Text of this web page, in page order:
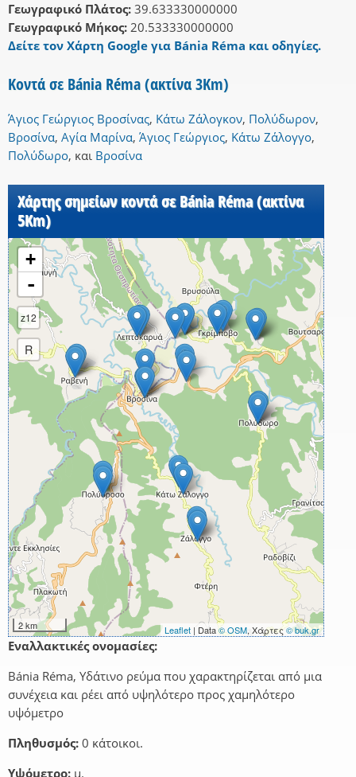
Γεωγραφικό Πλάτος: 39.633330000000
Γεωγραφικό Μήκος: 20.533330000000
Δείτε τον Χάρτη Google για Bánia Réma και οδηγίες.
Κοντά σε Bánia Réma (ακτίνα 3Km)
Άγιος Γεώργιος Βροσίνας, Κάτω Ζάλογκον, Πολύδωρον,
Βροσίνα, Αγία Μαρίνα, Άγιος Γεώργιος, Κάτω Ζάλογγο,
Πολύδωρο, και Βροσίνα
Χάρτης σημείων κοντά σε Bánia Réma (ακτίνα
5Km)
+
-
z12
R
2 km Leaflet | Data© OSM, Χάρτες© buk.gr
Εναλλακτικές ονομασίες:
Bánia Réma, Υδάτινο ρεύμα που χαρακτηρίζεται από μια
συνέχεια και ρέει από υψηλότερο προς χαμηλότερο
υψόμετρο
Πληθυσμός: 0 κάτοικοι.
Υψόμετρο: μ.